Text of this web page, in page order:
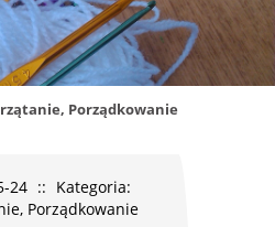
Porządkowanie
24 :: Kategoria:
Porządkowanie